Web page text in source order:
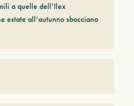
a quelle dell’Ilex
estate all’autunno sbocciano